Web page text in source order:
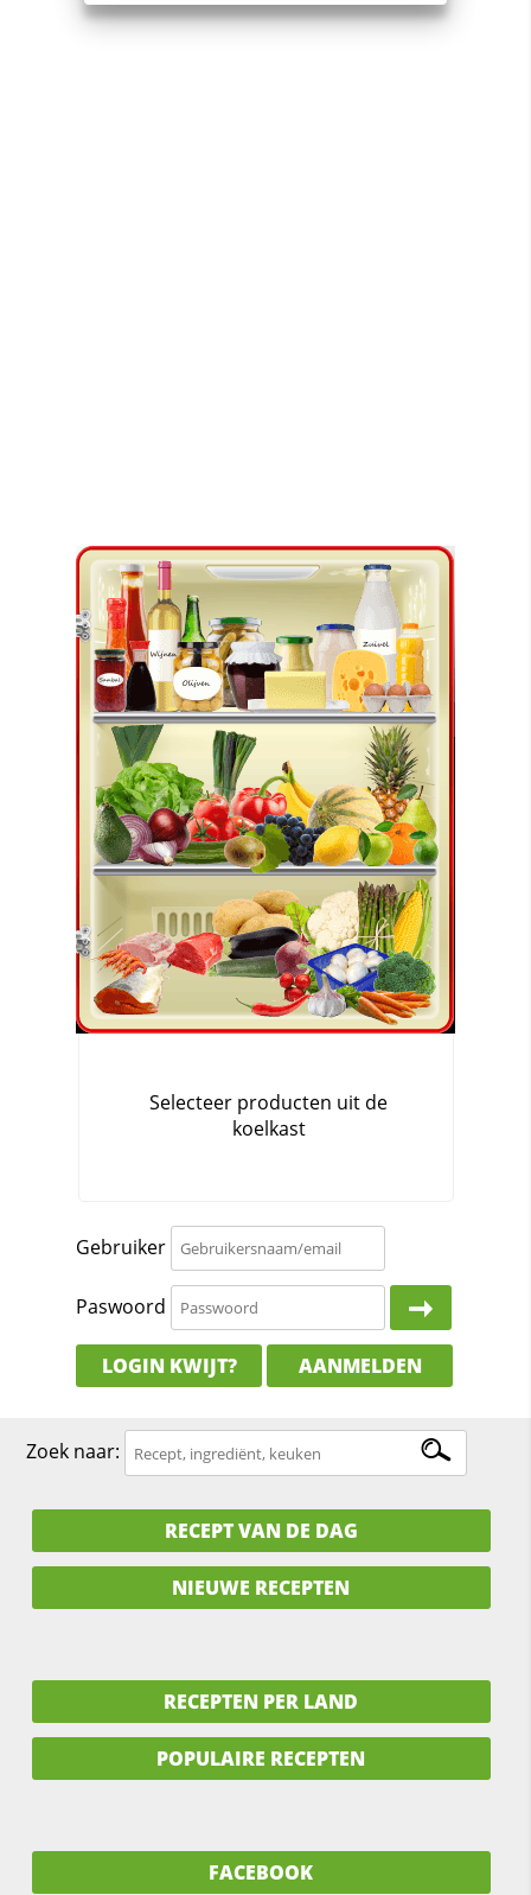
Gebruiker
Paswoord
LOGIN KWIJT? AANMELDEN
Zoek naar:
RECEPT VAN DE DAG
NIEUWE RECEPTEN
RECEPTEN PER LAND
POPULAIRE RECEPTEN
FACEBOOK